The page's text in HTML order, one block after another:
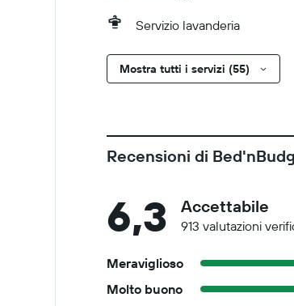
Servizio lavanderia
Mostra tutti i servizi (55)
Recensioni di
6,3 Accettabile
913 valutazioni
Meraviglioso
Molto buono